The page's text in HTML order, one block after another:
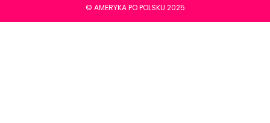
© AMERYKA PO POLSKU 2025